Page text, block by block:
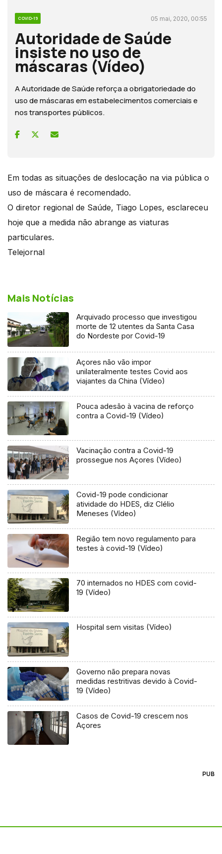
COVID-19 05 mai, 2020, 00:55
Autoridade de Saúde
insiste no uso de
máscaras (Vídeo)
A Autoridade de Saúde reforça a obrigatoriedade do
uso de máscaras em estabelecimentos comerciais e
nos transportes públicos.
Em todas as situações de deslocação na via pública o
uso de máscara é recomendado.
O diretor regional de Saúde, Tiago Lopes, esclareceu
hoje que a medida não abrange as viaturas
particulares.
Telejornal
Mais Notícias
Arquivado processo que investigou
morte de 12 utentes da Santa Casa
do Nordeste por Covid-19
Açores não vão impor
unilateralmente testes Covid aos
viajantes da China (Vídeo)
Pouca adesão à vacina de reforço
contra a Covid-19 (Vídeo)
Vacinação contra a Covid-19
prossegue nos Açores (Vídeo)
Covid-19 pode condicionar
atividade do HDES, diz Clélio
Meneses (Vídeo)
Região tem novo regulamento para
testes à covid-19 (Vídeo)
70 internados no HDES com covid-
19 (Vídeo)
Hospital sem visitas (Vídeo)
Governo não prepara novas
medidas restritivas devido à Covid-
19 (Vídeo)
Casos de Covid-19 crescem nos
Açores
PUB